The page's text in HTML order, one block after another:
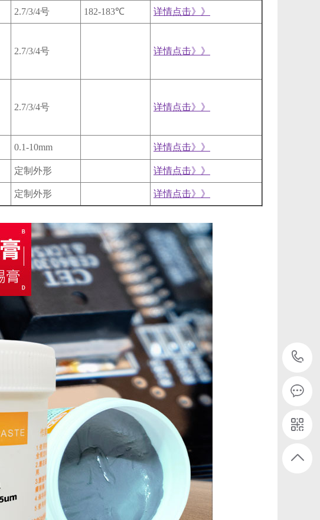
2.7/3/4号 182-183℃ 详情点击》》
2.7/3/4号 详情点击》》
2.7/3/4号 详情点击》》
0.1-10mm 详情点击》》
定制外形 详情点击》》
定制外形 详情点击》》